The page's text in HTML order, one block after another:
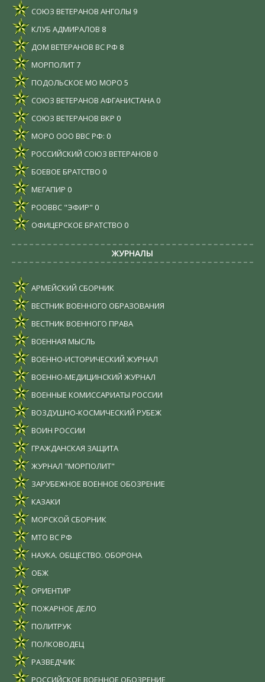
СОЮЗ ВЕТЕРАНОВ АНГОЛЫ 9
КЛУБ АДМИРАЛОВ 8
ДОМ ВЕТЕРАНОВ ВС РФ 8
МОРПОЛИТ7
ПОДОЛЬСКОЕ МО МОРО 5
СОЮЗ ВЕТЕРАНОВ АФГАНИСТАНА 0
СОЮЗ ВЕТЕРАНОВ ВКР 0
МОРО ООО ВВС РФ: 0
РОССИЙСКИЙ СОЮЗ ВЕТЕРАНОВ 0
БОЕВОЕ БРАТСТВО 0
МЕГАПИР 0
РООВВС "ЭФИР" 0
ОФИЦЕРСКОЕ БРАТСТВО 0
ЖУРНАЛЫ
АРМЕЙСКИЙ СБОРНИК
ВЕСТНИК ВОЕННОГО ОБРАЗОВАНИЯ
ВЕСТНИК ВОЕННОГО ПРАВА
ВОЕННАЯ МЫСЛЬ
ВОЕННО-ИСТОРИЧЕСКИЙ ЖУРНАЛ
ВОЕННО-МЕДИЦИНСКИЙ ЖУРНАЛ
ВОЕННЫЕ КОМИССАРИАТЫ РОССИИ
ВОЗДУШНО-КОСМИЧЕСКИЙ РУБЕЖ
ВОИН РОССИИ
ГРАЖДАНСКАЯ ЗАЩИТА
ЖУРНАЛ "МОРПОЛИТ"
ЗАРУБЕЖНОЕ ВОЕННОЕ ОБОЗРЕНИЕ
КАЗАКИ
МОРСКОЙ СБОРНИК
МТО ВС РФ
НАУКА. ОБЩЕСТВО. ОБОРОНА
ОБЖ
ОРИЕНТИР
ПОЖАРНОЕ ДЕЛО
ПОЛИТРУК
ПОЛКОВОДЕЦ
РАЗВЕДЧИК
РОССИЙСКОЕ ВОЕННОЕ ОБОЗРЕНИЕ